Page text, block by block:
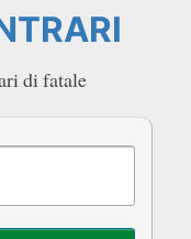
di fatale